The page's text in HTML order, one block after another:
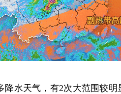
降水天气，有2次大范围较